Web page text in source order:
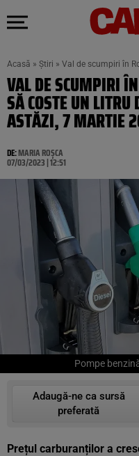
Acasă » Știri » Val de scumpiri în
VAL DE SCUMPIRI
SĂ COSTE UN
ASTĂZI, 7 MARTIE
DE:MARIA ROȘCA
07/03/2023 | 12:51
Pompe
Adaugă-ne ca sursă
preferată
Prețul carburanților a